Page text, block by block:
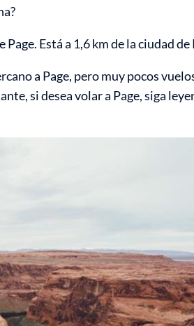
Está a 1,6 km de la ciudad de
a Page, pero muy pocos
si desea volar a Page, siga